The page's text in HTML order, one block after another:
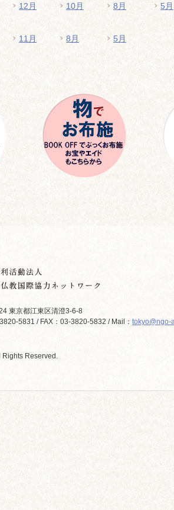
12月 10月 8月 5月
11月 8月 5月
東京都江東区清澄3-6-8
5831 / FAX：03-3820-5832 / Mail： tokyo@ngo-
Rights Reserved.